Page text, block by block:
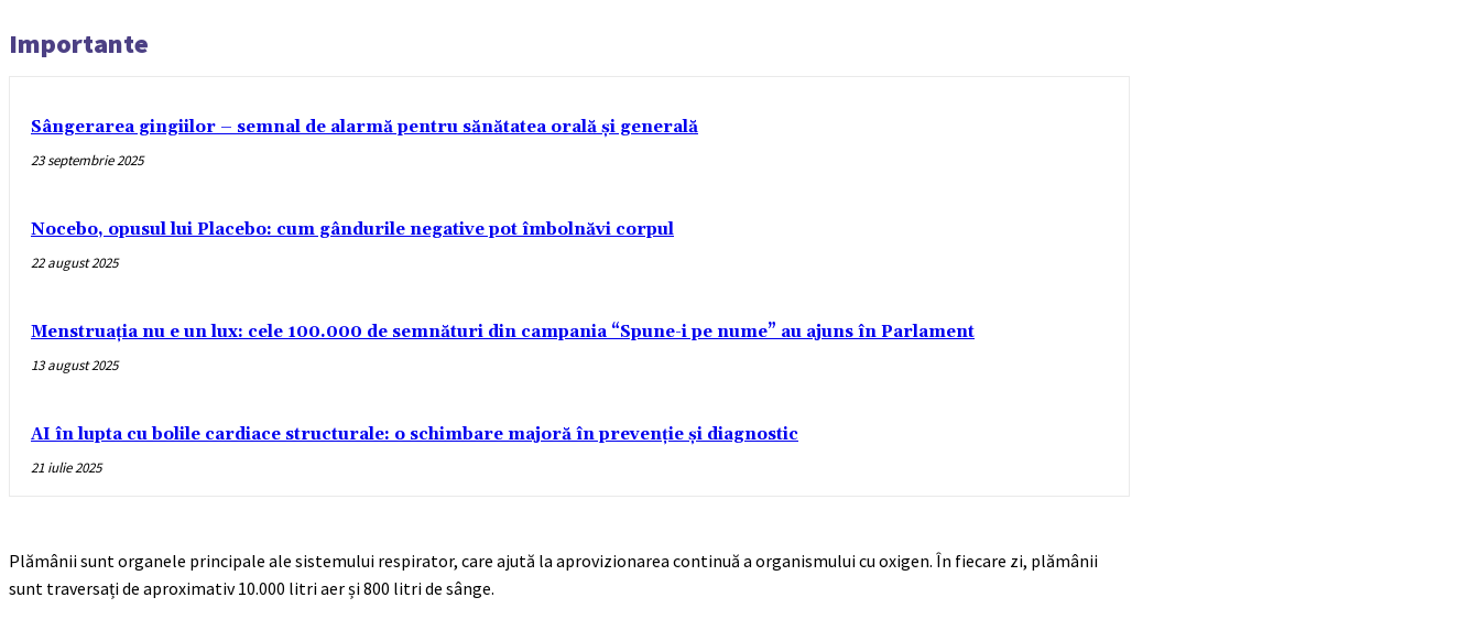
Importante
Sângerarea gingiilor – semnal de alarmă pentru sănătatea orală și generală
23 septembrie 2025
Nocebo, opusul lui Placebo: cum gândurile negative pot îmbolnăvi corpul
22 august 2025
Menstruația nu e un lux: cele 100.000 de semnături din campania “Spune-i pe nume” au ajuns în Parlament
13 august 2025
AI în lupta cu bolile cardiace structurale: o schimbare majoră în prevenție și diagnostic
21 iulie 2025
Plămânii sunt organele principale ale sistemului respirator, care ajută la aprovizionarea continuă a organismului cu oxigen. În fiecare zi, plămânii
sunt traversați de aproximativ 10.000 litri aer și 800 litri de sânge.